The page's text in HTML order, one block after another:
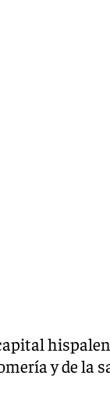
y de la